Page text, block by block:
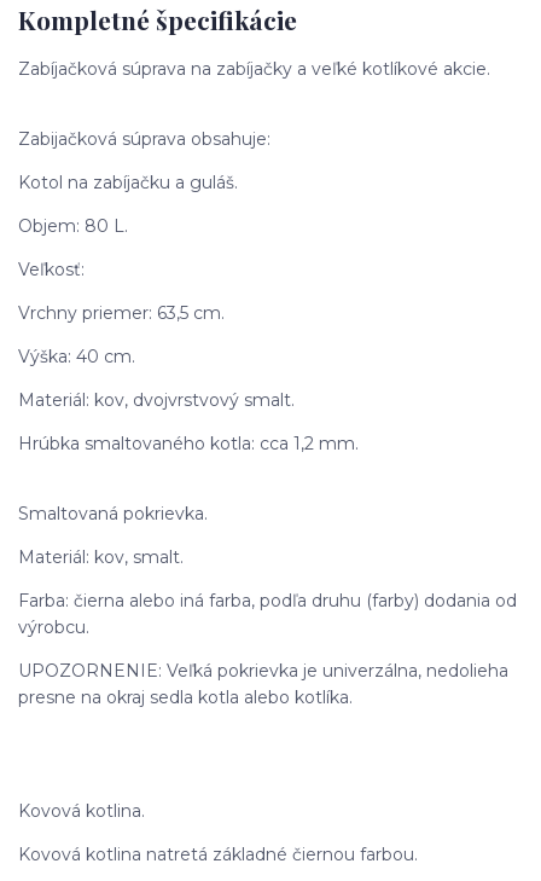
Kompletné špecifikácie
Zabíjačková súprava na zabíjačky a veľké kotlíkové akcie.
Zabijačková súprava obsahuje:
Kotol na zabíjačku a guláš.
Objem: 80 L.
Veľkosť:
Vrchny priemer: 63,5 cm.
Výška: 40 cm.
Materiál: kov, dvojvrstvový smalt.
Hrúbka smaltovaného kotla: cca 1,2 mm.
Smaltovaná pokrievka.
Materiál: kov, smalt.
Farba: čierna alebo iná farba, podľa druhu (farby) dodania od
výrobcu.
UPOZORNENIE: Veľká pokrievka je univerzálna, nedolieha
presne na okraj sedla kotla alebo kotlíka.
Kovová kotlina.
Kovová kotlina natretá základné čiernou farbou.